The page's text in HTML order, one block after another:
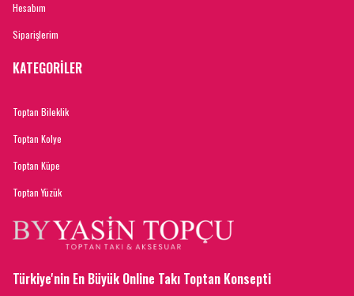
Hesabım
Siparişlerim
KATEGORİLER
Toptan Bileklik
Toptan Kolye
Toptan Küpe
Toptan Yüzük
Türkiye'nin En Büyük Online Takı Toptan Konsepti